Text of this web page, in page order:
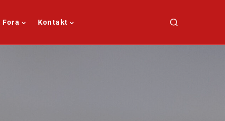
Fora Kontakt